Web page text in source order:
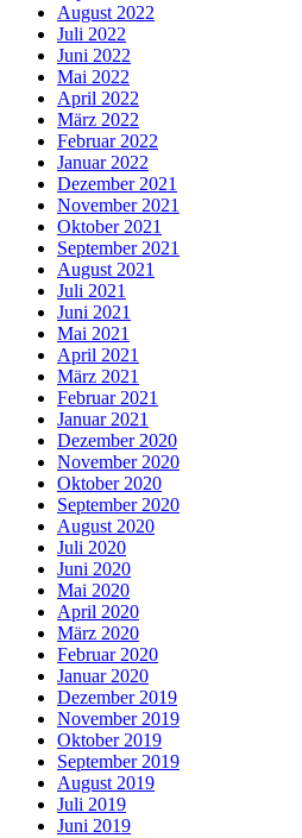
August 2022
Juli 2022
Juni 2022
Mai 2022
April 2022
März 2022
Februar 2022
Januar 2022
Dezember 2021
November 2021
Oktober 2021
September 2021
August 2021
Juli 2021
Juni 2021
Mai 2021
April 2021
März 2021
Februar 2021
Januar 2021
Dezember 2020
November 2020
Oktober 2020
September 2020
August 2020
Juli 2020
Juni 2020
Mai 2020
April 2020
März 2020
Februar 2020
Januar 2020
Dezember 2019
November 2019
Oktober 2019
September 2019
August 2019
Juli 2019
Juni 2019